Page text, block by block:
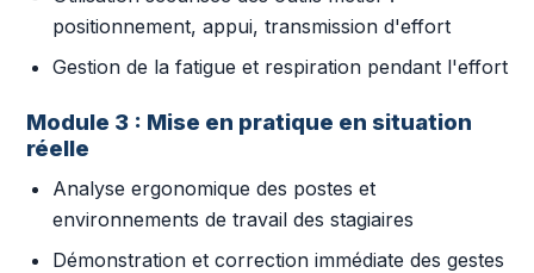
positionnement, appui, transmission d'effort
Gestion de la fatigue et respiration pendant l'effort
Module 3 : Mise en pratique en situation
réelle
Analyse ergonomique des postes et
environnements de travail des stagiaires
Démonstration et correction immédiate des gestes